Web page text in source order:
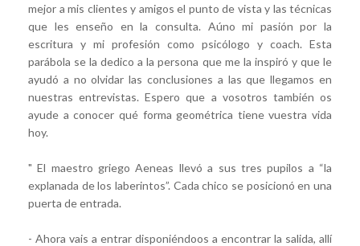
mejor a mis clientes y amigos el punto de vista y las técnicas
que les enseño en la consulta. Aúno mi pasión por la
escritura y mi profesión como psicólogo y coach. Esta
parábola se la dedico a la persona que me la inspiró y que le
ayudó a no olvidar las conclusiones a las que llegamos en
nuestras entrevistas. Espero que a vosotros también os
ayude a conocer qué forma geométrica tiene vuestra vida
hoy.
" El maestro griego Aeneas llevó a sus tres pupilos a “la
explanada de los laberintos”. Cada chico se posicionó en una
puerta de entrada.
- Ahora vais a entrar disponiéndoos a encontrar la salida, allí